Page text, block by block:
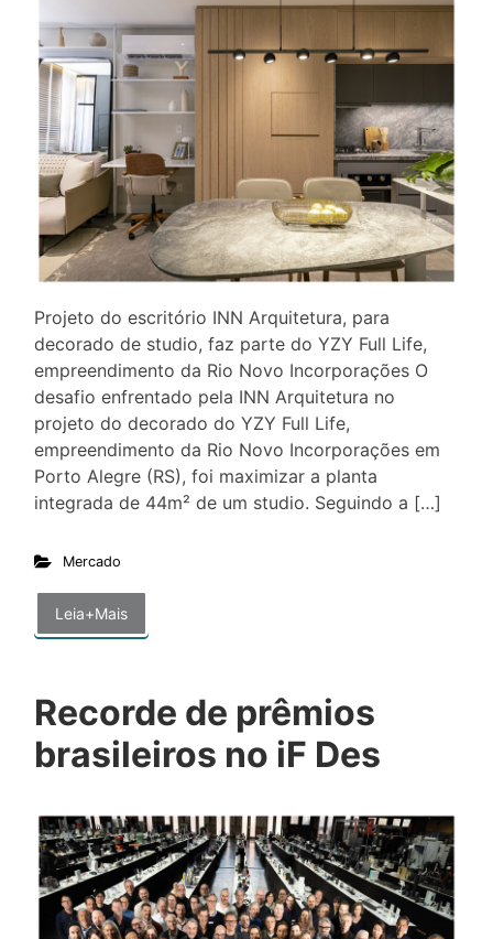
Projeto do escritório INN Arquitetura, para
decorado de studio, faz parte do YZY Full Life,
empreendimento da Rio Novo Incorporações O
desafio enfrentado pela INN Arquitetura no
projeto do decorado do YZY Full Life,
empreendimento da Rio Novo Incorporações em
Porto Alegre (RS), foi maximizar a planta
integrada de 44m² de um studio. Seguindo a […]
Mercado
Leia+Mais
Recorde de prêmios
brasileiros no iF Des